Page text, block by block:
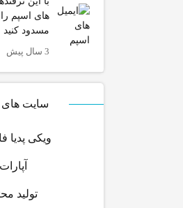
های اسپم
مسدود کنید
3 سال پیش
سایت های
ویکی پدیا
آپارات
تولید